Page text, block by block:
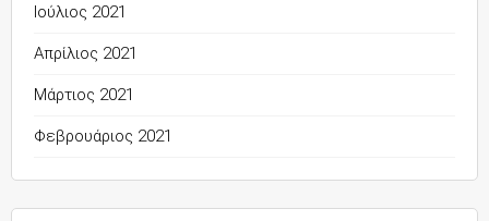
Ιούλιος 2021
Απρίλιος 2021
Μάρτιος 2021
Φεβρουάριος 2021